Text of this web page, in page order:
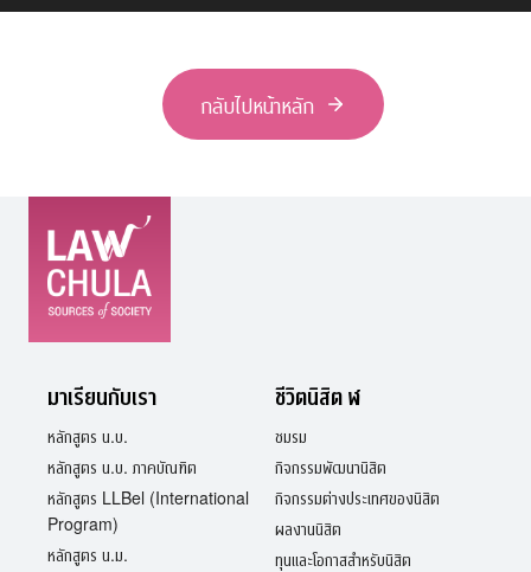
กลับไปหน้าหลัก
มาเรียนกับเรา
หลักสูตร น.บ.
หลักสูตร น.บ. ภาคบัณฑิต
หลักสูตร LLBel (International
Program)
หลักสูตร น.ม.
ชีวิตนิสิต ฬ
ชมรม
กิจกรรมพัฒนานิสิต
กิจกรรมต่างประเทศของนิสิต
ผลงานนิสิต
ทุนและโอกาสสำหรับนิสิต